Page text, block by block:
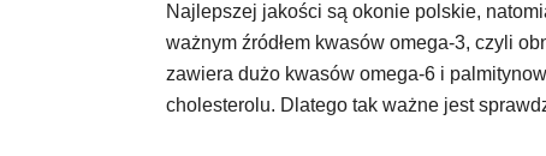
Najlepszej jakości są okonie polskie,
ważnym źródłem kwasów omega-3, czyli
zawiera dużo kwasów omega-6 i
cholesterolu. Dlatego tak ważne jest